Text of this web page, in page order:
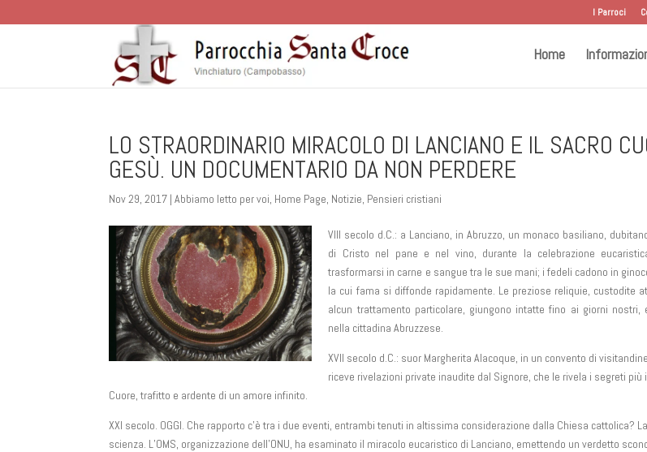
I Parroci
Home
LO STRAORDINARIO MIRACOLO DI LANCIANO E IL SACRO
GESÙ. UN DOCUMENTARIO DA NON PERDERE
Nov 29, 2017 |Abbiamo letto per voi, Home Page, Notizie, Pensieri cristiani
VIII secolo d.C.: a Lanciano, in Abruzzo, un monaco basiliano,
di Cristo nel pane e nel vino, durante la celebrazione
trasformarsi in carne e sangue tra le sue mani; i fedeli cadono in
la cui fama si diffonde rapidamente. Le preziose reliquie, custodite
alcun trattamento particolare, giungono intatte fino ai giorni nostri,
nella cittadina Abruzzese.
XVII secolo d.C.: suor Margherita Alacoque, in un convento di
riceve rivelazioni private inaudite dal Signore, che le rivela i segreti più
Cuore, trafitto e ardente di un amore infinito.
XXI secolo. OGGI. Che rapporto c’è tra i due eventi, entrambi tenuti in altissima considerazione dalla Chiesa cattolica?
scienza. L’OMS, organizzazione dell’ONU, ha esaminato il miracolo eucaristico di Lanciano, emettendo un verdetto